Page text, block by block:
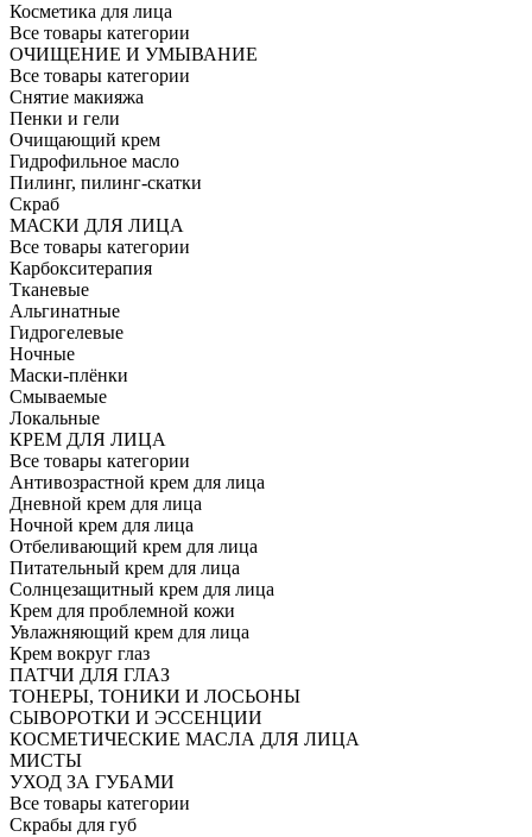
Косметика для лица
Все товары категории
ОЧИЩЕНИЕ И УМЫВАНИЕ
Все товары категории
Снятие макияжа
Пенки и гели
Очищающий крем
Гидрофильное масло
Пилинг, пилинг-скатки
Скраб
МАСКИ ДЛЯ ЛИЦА
Все товары категории
Карбокситерапия
Тканевые
Альгинатные
Гидрогелевые
Ночные
Маски-плёнки
Смываемые
Локальные
КРЕМ ДЛЯ ЛИЦА
Все товары категории
Антивозрастной крем для лица
Дневной крем для лица
Ночной крем для лица
Отбеливающий крем для лица
Питательный крем для лица
Солнцезащитный крем для лица
Крем для проблемной кожи
Увлажняющий крем для лица
Крем вокруг глаз
ПАТЧИ ДЛЯ ГЛАЗ
ТОНЕРЫ, ТОНИКИ И ЛОСЬОНЫ
СЫВОРОТКИ И ЭССЕНЦИИ
КОСМЕТИЧЕСКИЕ МАСЛА ДЛЯ ЛИЦА
МИСТЫ
УХОД ЗА ГУБАМИ
Все товары категории
Скрабы для губ